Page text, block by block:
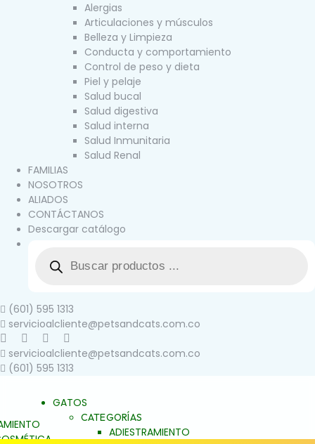
Alergias
Articulaciones y músculos
Belleza y Limpieza
Conducta y comportamiento
Control de peso y dieta
Piel y pelaje
Salud bucal
Salud digestiva
Salud interna
Salud Inmunitaria
Salud Renal
FAMILIAS
NOSOTROS
ALIADOS
CONTÁCTANOS
Descargar catálogo
(601) 595 1313
servicioalcliente@petsandcats.com.co
servicioalcliente@petsandcats.com.co
(601) 595 1313
GATOS
CATEGORÍAS
ADIESTRAMIENTO